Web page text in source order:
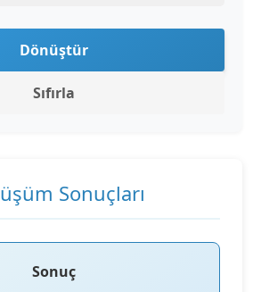
Dönüştür
Sıfırla
Sonuçları
Sonuç